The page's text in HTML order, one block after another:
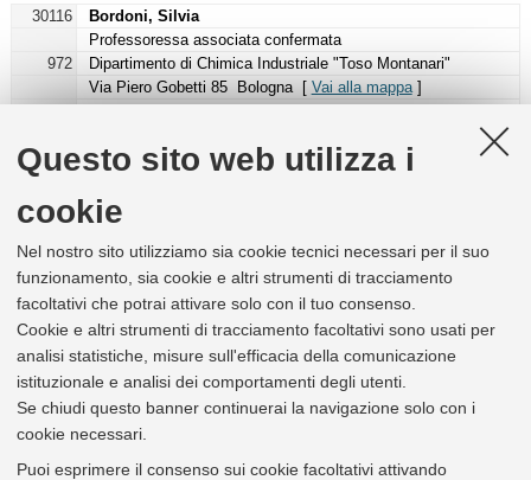
Questo sito web utilizza i
cookie
Nel nostro sito utilizziamo sia cookie tecnici necessari per il suo
funzionamento, sia cookie e altri strumenti di tracciamento
facoltativi che potrai attivare solo con il tuo consenso.
Cookie e altri strumenti di tracciamento facoltativi sono usati per
analisi statistiche, misure sull'efficacia della comunicazione
istituzionale e analisi dei comportamenti degli utenti.
Se chiudi questo banner continuerai la navigazione solo con i
cookie necessari.
Puoi esprimere il consenso sui cookie facoltativi attivando
30116
Bordoni, Silvia
Professoressa associata confermata
972
Dipartimento di Chimica Industriale "Toso Montanari"
Via Piero Gobetti 85 Bologna [ Vai alla mappa]
tel
+39 051 20 9 3712
vcard
167423
Bosetti, Emanuele
Dottorando
Assegnista di ricerca
Tutor didattico
972
Dipartimento di Chimica Industriale "Toso Montanari"
Via Piero Gobetti 85 Bologna [Vai alla mappa]
e-mail
emanuele.bosetti2@unibo.it
web
https://www.unibo.it/sitoweb/emanuele.bosetti2
vcard
164098
Bosio, Antonio